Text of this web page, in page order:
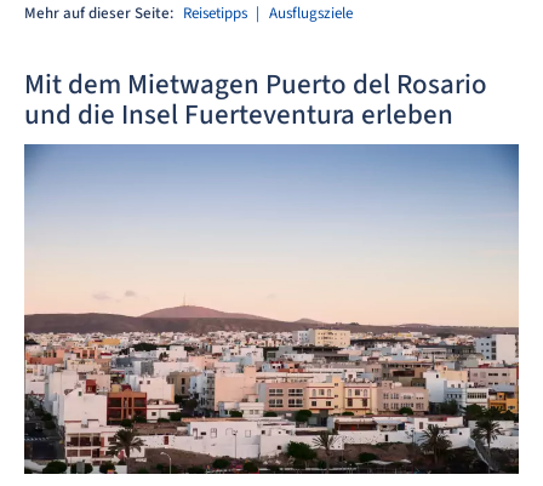
Mehr auf dieser Seite: Reisetipps Ausflugsziele
Mit dem Mietwagen Puerto del Rosario
und die Insel Fuerteventura erleben